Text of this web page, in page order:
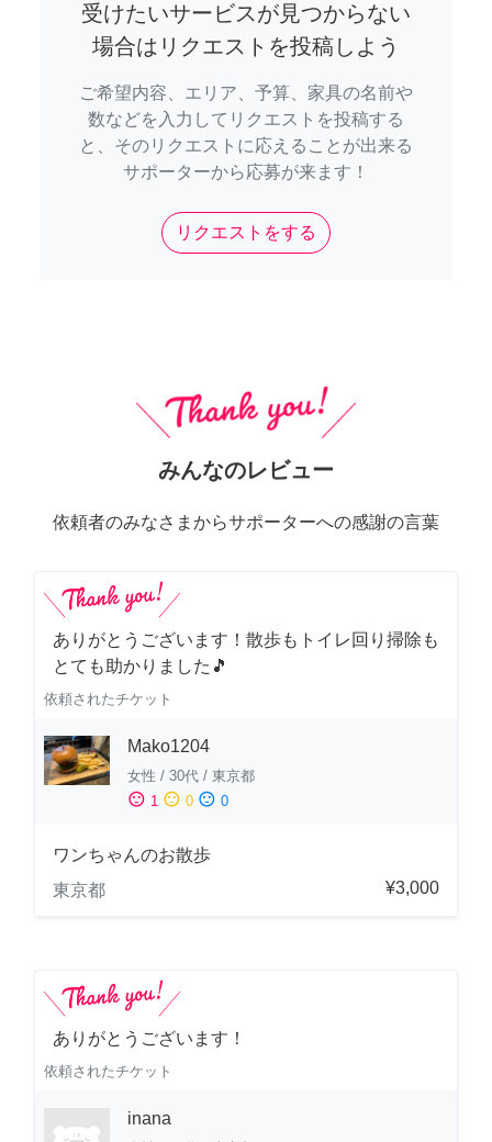
受けたいサービスが見つからない
場合はリクエストを投稿しよう
ご希望内容、エリア、予算、家具の名前や
数などを入力してリクエストを投稿する
と、そのリクエストに応えることが出来る
サポーターから応募が来ます！
リクエストをする
みんなのレビュー
依頼者のみなさまからサポーターへの感謝の言葉
ありがとうございます！散歩もトイレ回り掃除も
とても助かりました🎵
依頼されたチケット
Mako1204
女性 / 30代 / 東京都
sentiment_satisfied 1 sentiment_neutral 0 sentiment_dissatisfied 0
ワンちゃんのお散歩
東京都
¥3,000
ありがとうございます！
依頼されたチケット
inana